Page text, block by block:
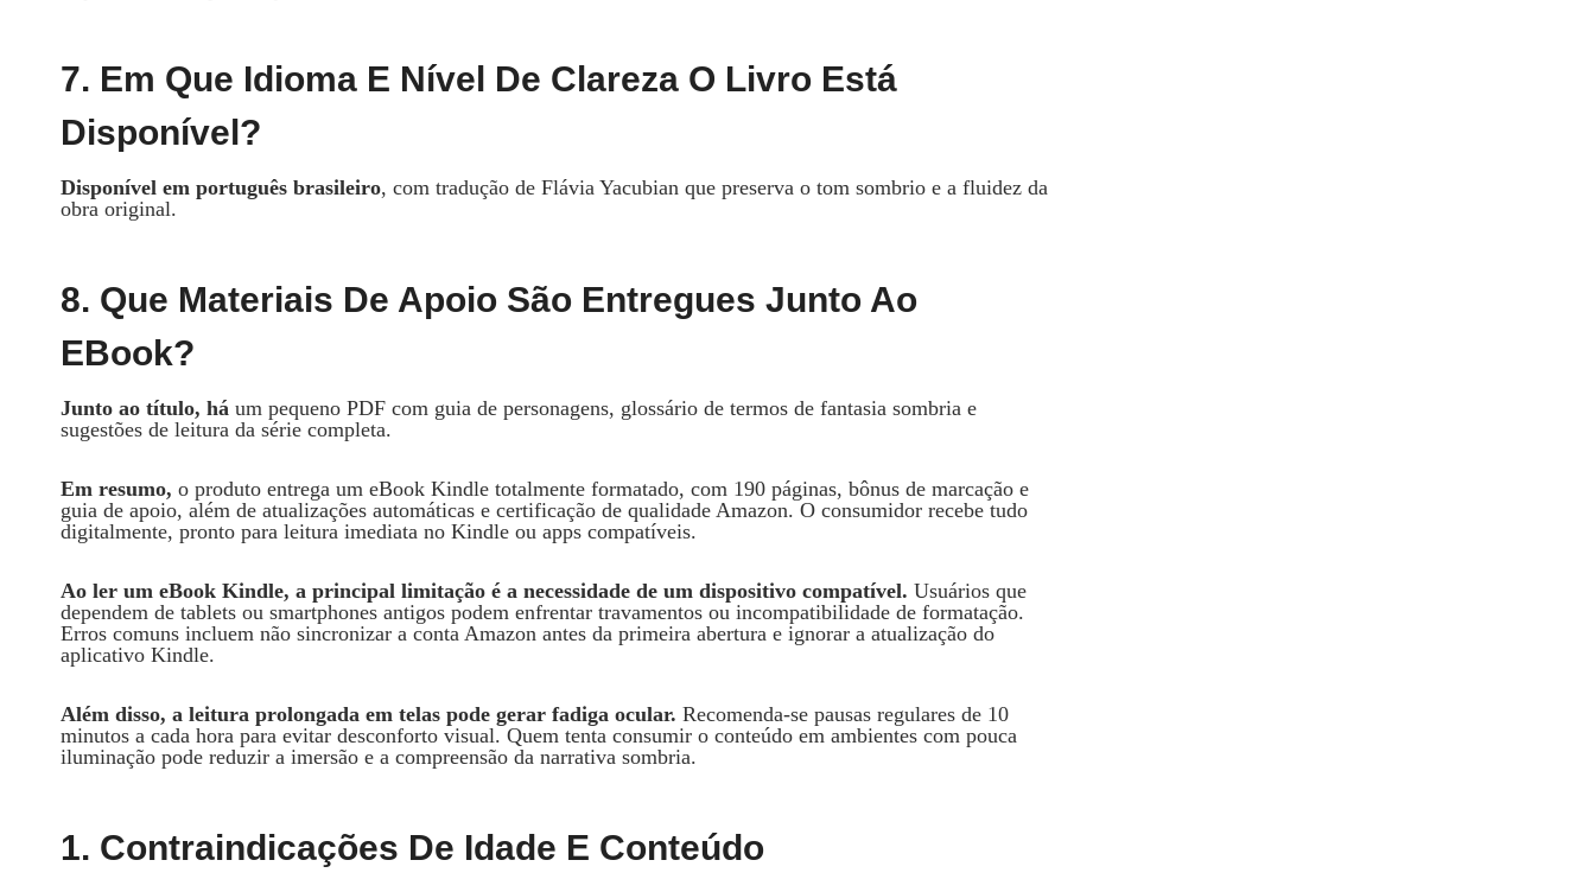
7. Em Que Idioma E Nível De Clareza O Livro Está
Disponível?
Disponível em português brasileiro, com tradução de Flávia Yacubian que preserva o tom sombrio e a fluidez da
obra original.
8. Que Materiais De Apoio São Entregues Junto Ao
EBook?
Junto ao título, há um pequeno PDF com guia de personagens, glossário de termos de fantasia sombria e
sugestões de leitura da série completa.
Em resumo, o produto entrega um eBook Kindle totalmente formatado, com 190 páginas, bônus de marcação e
guia de apoio, além de atualizações automáticas e certificação de qualidade Amazon. O consumidor recebe tudo
digitalmente, pronto para leitura imediata no Kindle ou apps compatíveis.
Ao ler um eBook Kindle, a principal limitação é a necessidade de um dispositivo compatível. Usuários que
dependem de tablets ou smartphones antigos podem enfrentar travamentos ou incompatibilidade de formatação.
Erros comuns incluem não sincronizar a conta Amazon antes da primeira abertura e ignorar a atualização do
aplicativo Kindle.
Além disso, a leitura prolongada em telas pode gerar fadiga ocular. Recomenda‑se pausas regulares de 10
minutos a cada hora para evitar desconforto visual. Quem tenta consumir o conteúdo em ambientes com pouca
iluminação pode reduzir a imersão e a compreensão da narrativa sombria.
1. Contraindicações De Idade E Conteúdo